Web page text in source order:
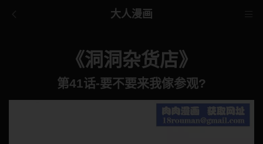
大人漫画
《洞洞杂货店》
第41话-要不要来我傢参观?